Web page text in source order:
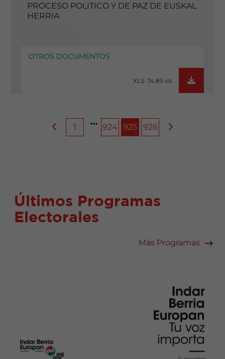
PROCESO POLITICO Y DE PAZ DE EUSKAL
HERRIA
OTROS DOCUMENTOS
XLS 74.85 KB
1 924 925 926
Últimos Programas
Electorales
Más Programas